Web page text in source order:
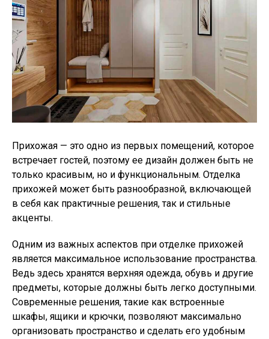
Прихожая — это одно из первых помещений, которое
встречает гостей, поэтому ее дизайн должен быть не
только красивым, но и функциональным. Отделка
прихожей может быть разнообразной, включающей
в себя как практичные решения, так и стильные
акценты.
Одним из важных аспектов при отделке прихожей
является максимальное использование пространства.
Ведь здесь хранятся верхняя одежда, обувь и другие
предметы, которые должны быть легко доступными.
Современные решения, такие как встроенные
шкафы, ящики и крючки, позволяют максимально
организовать пространство и сделать его удобным